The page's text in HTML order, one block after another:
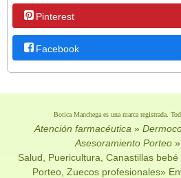
Pinterest
Facebook
Botica Manchega es una marca registrada.
Atención farmacéutica »
Asesoramiento Porteo »
Salud, Puericultura, Canastillas
Porteo, Zuecos profesionales»